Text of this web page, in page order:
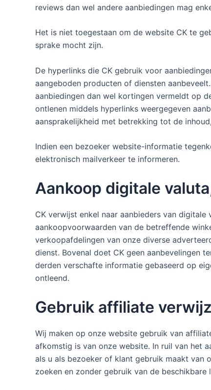
reviews dan wel andere aanbiedingen mag
Het is niet toegestaan om de website CK te
sprake mocht zijn.
De hyperlinks die CK gebruik voor
aangeboden producten of diensten
aanbiedingen dan wel kortingen vermeldt op
ontlenen middels hyperlinks weergegeven
aansprakelijkheid met betrekking tot de
Indien een bezoeker website-informatie
elektronisch mailverkeer te informeren.
Aankoop digitale
CK verwijst enkel naar aanbieders van
aankoopvoorwaarden van de betreffende
verkoopafdelingen van onze diverse
dienst. Bovenal doet CK geen aanbevelingen
derden verschafte informatie gebaseerd op
ontleend.
Gebruik affiliate
Wij maken op onze website gebruik van
afkomstig is van onze website. In ruil van het
als u als bezoeker of klant gebruik maakt van
zoeken en zonder gebruik van de